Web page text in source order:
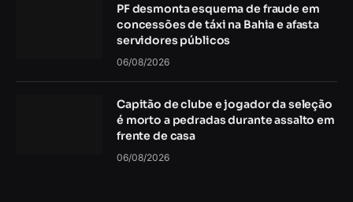
PF desmonta esquema de fraude em
concessões de táxi na Bahia e afasta
servidores públicos
06/08/2026
Capitão de clube e jogador da seleção
é morto a pedradas durante assalto em
frente de casa
06/08/2026